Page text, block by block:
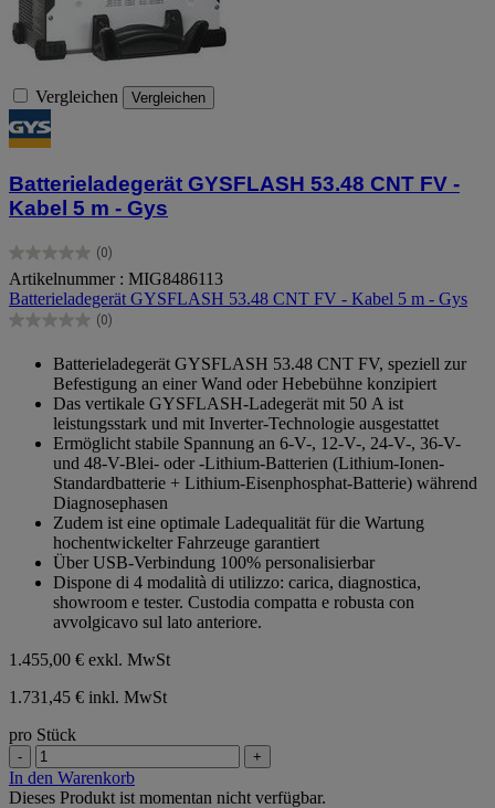
Vergleichen Vergleichen
Batterieladegerät GYSFLASH 53.48 CNT FV -
Kabel 5 m - Gys
(0)
0.0
von
5
Sternen.
Artikelnummer : MIG8486113
Batterieladegerät GYSFLASH 53.48 CNT FV - Kabel 5 m - Gys
(0)
0.0
Sternen.
Batterieladegerät GYSFLASH 53.48 CNT FV, speziell zur
Befestigung an einer Wand oder Hebebühne konzipiert
Das vertikale GYSFLASH-Ladegerät mit 50 A ist
leistungsstark und mit Inverter-Technologie ausgestattet
Ermöglicht stabile Spannung an 6-V-, 12-V-, 24-V-, 36-V-
und 48-V-Blei- oder -Lithium-Batterien (Lithium-Ionen-
Standardbatterie + Lithium-Eisenphosphat-Batterie) während
Diagnosephasen
Zudem ist eine optimale Ladequalität für die Wartung
hochentwickelter Fahrzeuge garantiert
Über USB-Verbindung 100% personalisierbar
Dispone di 4 modalità di utilizzo: carica, diagnostica,
showroom e tester. Custodia compatta e robusta con
avvolgicavo sul lato anteriore.
1.455,00 € exkl. MwSt
1.731,45 € inkl. MwSt
pro Stück
- +
In den Warenkorb
Dieses Produkt ist momentan nicht verfügbar.